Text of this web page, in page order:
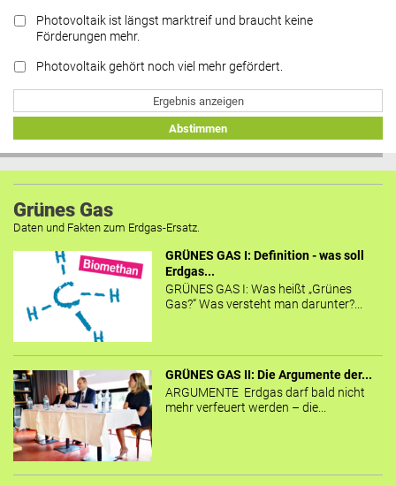
Photovoltaik ist längst marktreif und braucht keine
Förderungen mehr.
Photovoltaik gehört noch viel mehr gefördert.
Ergebnis anzeigen
Abstimmen
Grünes Gas
Daten und Fakten zum Erdgas-Ersatz.
GRÜNES GAS I: Definition - was soll
Erdgas...
GRÜNES GAS I: Was heißt „Grünes
Gas?“ Was versteht man darunter?...
GRÜNES GAS II: Die Argumente der...
ARGUMENTE Erdgas darf bald nicht
mehr verfeuert werden – die...